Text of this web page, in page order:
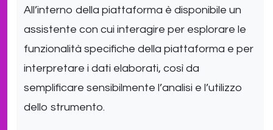
All’interno della piattaforma è disponibile un
assistente con cui interagire per esplorare le
funzionalità specifiche della piattaforma e per
interpretare i dati elaborati, così da
semplificare sensibilmente l’analisi e l’utilizzo
dello strumento.